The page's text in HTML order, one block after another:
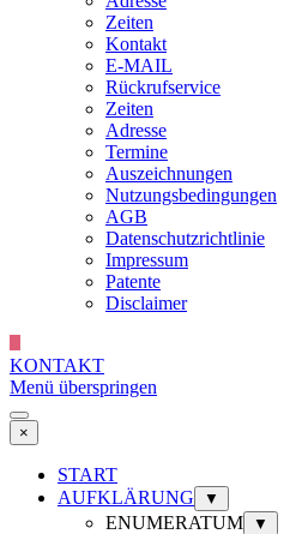
Zeiten
Kontakt
E-MAIL
Rückrufservice
Zeiten
Adresse
Termine
Auszeichnungen
Nutzungsbedingungen
AGB
Datenschutzrichtlinie
Impressum
Patente
Disclaimer
KONTAKT
Menü überspringen
×
START
AUFKLÄRUNG
▼
ENUMERATUM ▼